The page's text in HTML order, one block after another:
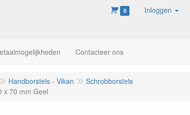
0 Inloggen
Contacteer ons
Handborstels - Vikan
Schrobborstels
x 70 mm Geel